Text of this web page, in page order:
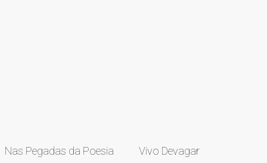
Nas Pegadas da Poesia Vivo Devagar